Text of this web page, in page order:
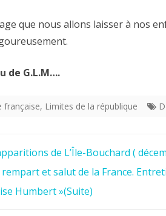
que nous allons laisser à nos
de G.L.M….
française, Limites de la république
de L’Île-Bouchard (
rempart et salut de la France.
Humbert »(Suite)